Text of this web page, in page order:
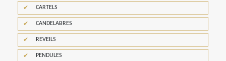
CARTELS
CANDELABRES
REVEILS
PENDULES